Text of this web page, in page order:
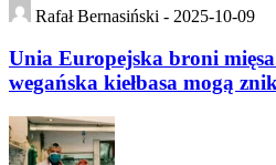
Rafał Bernasiński - 2025-10-09
Unia Europejska broni
wegańska kiełbasa mogą